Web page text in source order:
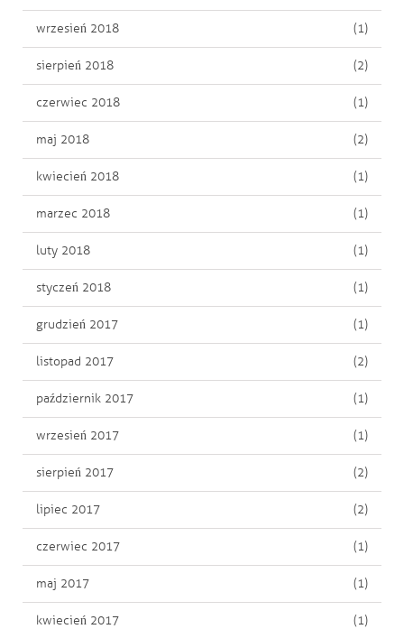
wrzesień 2018 (1)
sierpień 2018 (2)
czerwiec 2018 (1)
maj 2018 (2)
kwiecień 2018 (1)
marzec 2018 (1)
luty 2018 (1)
styczeń 2018 (1)
grudzień 2017 (1)
listopad 2017 (2)
październik 2017 (1)
wrzesień 2017 (1)
sierpień 2017 (2)
lipiec 2017 (2)
czerwiec 2017 (1)
maj 2017 (1)
kwiecień 2017 (1)